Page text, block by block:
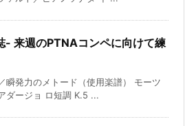
- 来週のPTNAコンペに向けて練
瞬発力のメトード（使用楽譜） モーツ
ダージョ ロ短調 K.5 ...